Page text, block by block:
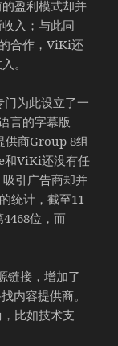
盈利模式却并
入；与此同
合作，ViKi还
。
为此设立了一
言的字幕版
供商Group 8组
和ViKi还没有任
引广告商却并
统计，截至11
位，而
链接，增加了
内容提供商。
比如技术支